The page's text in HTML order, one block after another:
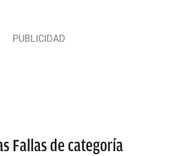
Fallas de categoría